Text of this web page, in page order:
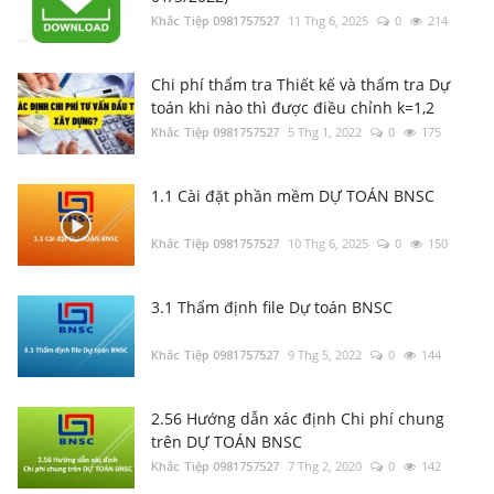
Khắc Tiệp 0981757527 5 Thg 1, 2022 0 175
1.1 Cài đặt phần mềm DỰ TOÁN BNSC
Khắc Tiệp 0981757527 10 Thg 6, 2025 150
3.1 Thẩm định file Dự toán BNSC
Khắc Tiệp 0981757527 9 Thg 5, 2022 0 144
2.56 Hướng dẫn xác định Chi phí chung
Khắc Tiệp 0981757527 7 Thg 2, 2020 0 142
Tổng hợp Thông báo giá Vật liệu xây dựng
các tỉnh thành
Khắc Tiệp 0981757527 16 Thg 5, 2024 138